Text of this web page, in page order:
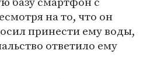
на то, что он
принести ему воды,
ответило ему